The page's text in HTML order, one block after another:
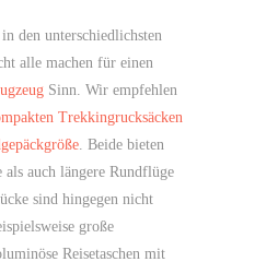
den unterschiedlichsten
alle machen für einen
Sinn. Wir empfehlen
Trekkingrucksäcken
. Beide bieten
auch längere Rundflüge
sind hingegen nicht
große
Reisetaschen mit